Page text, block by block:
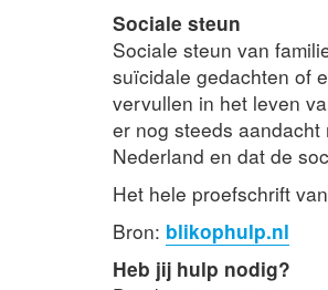
Sociale steun
Sociale steun van
suïcidale gedachten of
vervullen in het leven
er nog steeds
Nederland en dat de
Het hele proefschrift
Bron: blikophulp.nl
Heb jij hulp nodig?